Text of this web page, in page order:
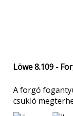
Löwe 8.109 -
A forgó
csukló